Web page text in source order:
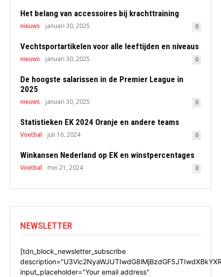
Het belang van accessoires bij krachttraining
nieuws januari 30, 2025 0
Vechtsportartikelen voor alle leeftijden en niveaus
nieuws januari 30, 2025 0
De hoogste salarissen in de Premier League in
2025
nieuws januari 30, 2025 0
Statistieken EK 2024 Oranje en andere teams
Voetbal juli 16, 2024 0
Winkansen Nederland op EK en winstpercentages
Voetbal mei 21, 2024 0
NEWSLETTER
[tdn_block_newsletter_subscribe
input_placeholder="Your email address"